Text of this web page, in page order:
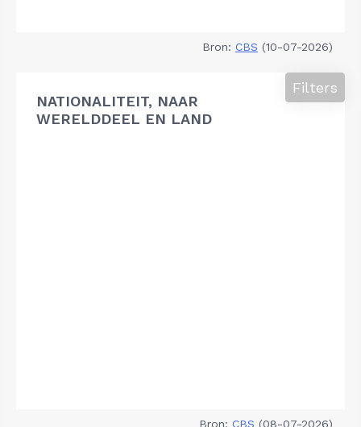
Bron: CBS (10-07-2026)
NATIONALITEIT, NAAR
WERELDDEEL EN LAND
Filters
Bron: CBS (08-07-2026)